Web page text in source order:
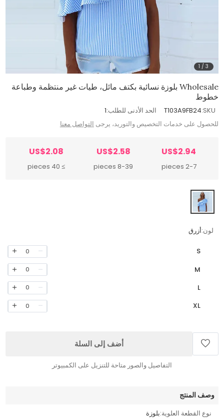
1 /3
Wholesale بلوزة نسائية بكتف مائل، طيات غير منتظمة وطباعة
خطوط
SKU:
T103A9FB24 الحد الأدنى للطلب:1
للحصول على خدمات التخصيص والتوريد، يرجى التواصل معنا
US$2.94
2-7 pieces
US$2.58
8-39 pieces
US$2.08
≥ 40 pieces
لون:أزرق
S
0
M
0
L
0
XL
0
أضف إلى السلة
التفاصيل والصور متاحة للتنزيل على الكمبيوتر
وصف المنتج
نوع القطعة العلوية:بلوزة